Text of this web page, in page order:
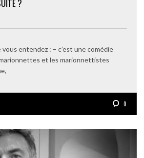
?
entendez : – c’est une comédie
et les marionnettistes
0